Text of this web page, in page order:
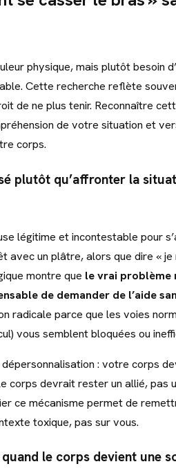
physique, mais plutôt besoin
Cette recherche reflète
de ne plus tenir. Reconnaître
de votre situation et
corps.
plutôt qu’affronter la
légitime et incontestable pour
avec un plâtre, alors que dire « je
montre que le vrai problème
de demander de l’aide
radicale parce que les voies
vous semblent bloquées ou
: votre corps
corps devrait rester un allié, pas
ce mécanisme permet de
toxique, pas sur vous.
le corps devient une